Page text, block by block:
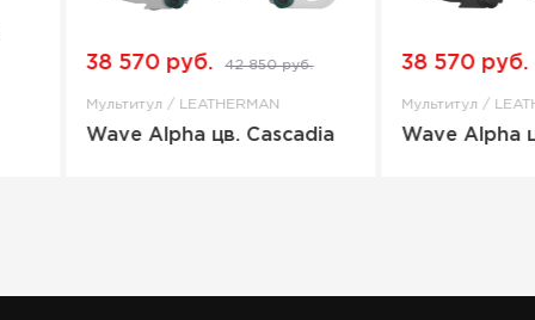
38 570 руб. 42 850 руб.
Мультитул / LEATHERMAN
Wave Alpha цв. Cascadia
38 570 руб.
Мультитул /
Wave Alpha